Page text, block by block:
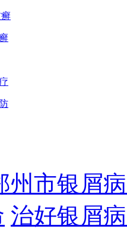
州市银屑
治好银屑